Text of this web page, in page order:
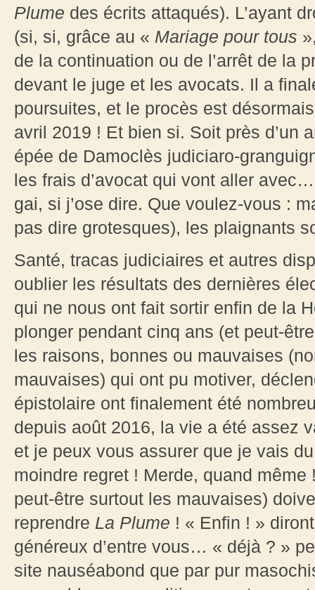
Plume des écrits attaqués). L’ayant
(si, si, grâce au « Mariage pour tous
de la continuation ou de l’arrêt de la
devant le juge et les avocats. Il a
poursuites, et le procès est
avril 2019 ! Et bien si. Soit près d’un
épée de Damoclès judiciaro-
les frais d’avocat qui vont aller
gai, si j’ose dire. Que voulez-vous :
pas dire grotesques), les plaignants
Santé, tracas judiciaires et autres
oublier les résultats des dernières
qui ne nous ont fait sortir enfin de la
plonger pendant cinq ans (et peut-
les raisons, bonnes ou mauvaises
mauvaises) qui ont pu motiver,
épistolaire ont finalement été
depuis août 2016, la vie a été assez
et je peux vous assurer que je vais
moindre regret ! Merde, quand
peut-être surtout les mauvaises)
reprendre La Plume ! « Enfin ! »
généreux d’entre vous… « déjà ? »
site nauséabond que par pur